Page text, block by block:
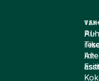
AI-
AI-